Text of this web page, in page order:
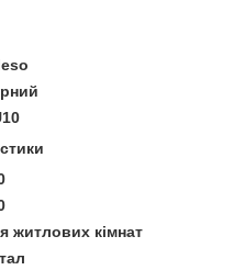
житлових кімнат